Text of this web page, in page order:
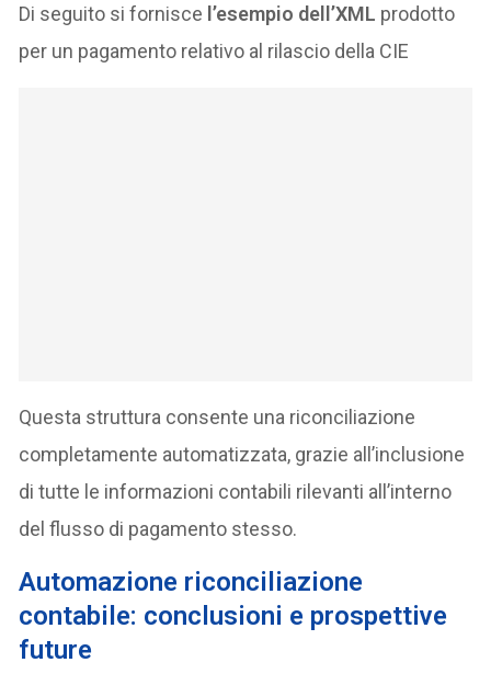
Di seguito si fornisce l’esempio dell’XML prodotto
per un pagamento relativo al rilascio della CIE
Questa struttura consente una riconciliazione
completamente automatizzata, grazie all’inclusione
di tutte le informazioni contabili rilevanti all’interno
del flusso di pagamento stesso.
Automazione riconciliazione
contabile: conclusioni e prospettive
future